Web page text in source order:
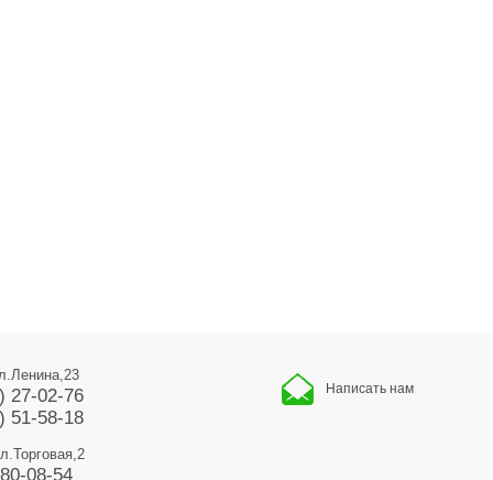
27-02-76
51-58-18
08-54
Написать нам